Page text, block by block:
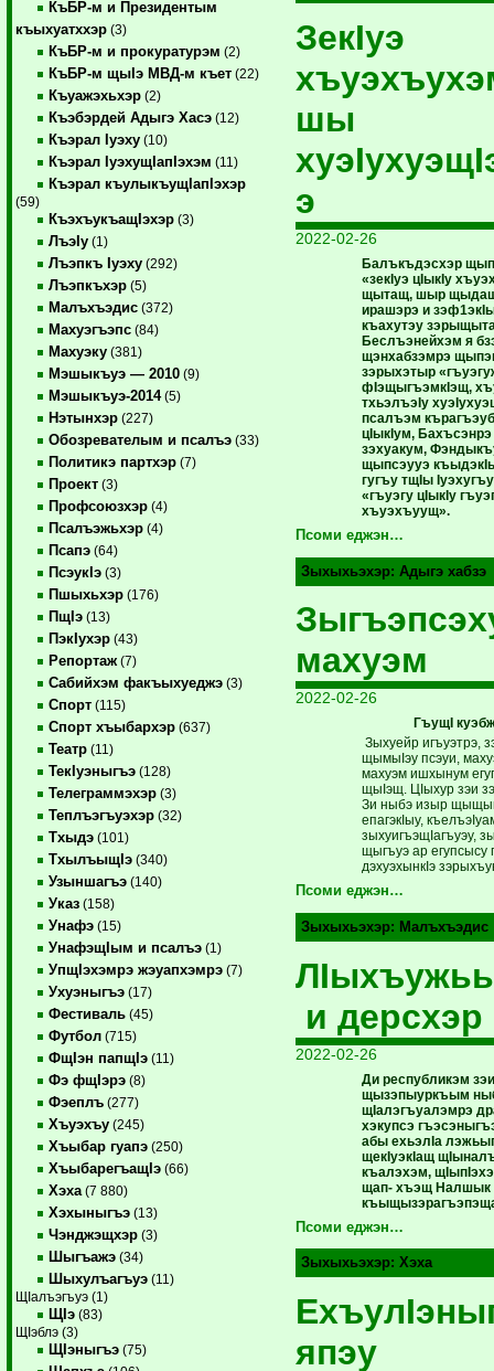
КъБР-м и Президентым
къыхуатххэр (3)
КъБР-м и прокуратурэм (2)
КъБР-м щыIэ МВД-м къет (22)
Къуажэхьхэр (2)
Къэбэрдей Адыгэ Хасэ (12)
Къэрал Iуэху (10)
Къэрал IуэхущIапIэхэм (11)
Къэрал къулыкъущIапIэхэр
(59)
КъэхъукъащIэхэр (3)
ЛъэIу (1)
Лъэпкъ Iуэху (292)
Лъэпкъхэр (5)
Малъхъэдис (372)
Махуэгъэпс (84)
Махуэку (381)
Мэшыкъуэ — 2010 (9)
Мэшыкъуэ-2014(5)
Нэтынхэр (227)
Обозревателым и псалъэ (33)
Политикэ партхэр (7)
Проект (3)
Профсоюзхэр (4)
Псалъэжьхэр (4)
Псапэ (64)
ПсэукIэ (3)
Пшыхьхэр (176)
ПщIэ (13)
ПэкIухэр (43)
Репортаж (7)
Сабийхэм факъыхуеджэ (3)
Спорт (115)
Спорт хъыбархэр (637)
Театр (11)
ТекIуэныгъэ (128)
Телеграммэхэр (3)
Теплъэгъуэхэр (32)
Тхыдэ (101)
ТхылъыщIэ (340)
Узыншагъэ (140)
Указ (158)
Унафэ (15)
УнафэщIым и псалъэ (1)
УпщIэхэмрэ жэуапхэмрэ (7)
Ухуэныгъэ (17)
Фестиваль (45)
Футбол (715)
ФщIэн папщIэ (11)
Фэ фщIэрэ (8)
Фэеплъ (277)
Хъуэхъу (245)
Хъыбар гуапэ (250)
ХъыбарегъащIэ (66)
Хэха (7 880)
Хэхыныгъэ (13)
Чэнджэщхэр (3)
Шыгъажэ (34)
Шыхулъагъуэ (11)
ЩIалъэгъуэ (1)
ЩIэ (83)
ЩIэблэ (3)
ЩIэныгъэ (75)
ЗекIуэ
шы
э
2022-02-26
Балъкъдэсхэр
«зекIуэ цIыкIу
щытащ, шыр
ирашэрэ и
къахутэу
Беслъэнейхэм я
щэнхабзэмрэ
зэрыхэтыр
фIэщыгъэмкIэщ,
тхьэлъэIу
псалъэм
цIыкIум,
зэхуакум,
щыпсэууэ
гугъу тщIы
«гъуэгу цIыкIу
хъуэхъуущ».
Псоми еджэн…
Зыхыхьэхэр:Адыгэ хабзэ
махуэм
2022-02-26
ГъущI
Зыхуейр игъуэтрэ,
щымыIэу псэуи,
махуэм ишхынум
щыIэщ. ЦIыхур зэи
Зи ныбэ изыр
епагэкIыу,
зыхуигъэщIагъуэу,
щыгъуэ ар егупсысу
дэхуэхынкIэ
Псоми еджэн…
Зыхыхьэхэр: Малъхъэдис
и дерсхэр
2022-02-26
Ди республикэм
щызэпыуркъым
щIалэгъуалэмрэ
хэкупсэ
абы ехьэлIа
щекIуэкIащ
къалэхэм,
щап- хъэщ Налшык
Псоми еджэн…
Зыхыхьэхэр:Хэха
япэу